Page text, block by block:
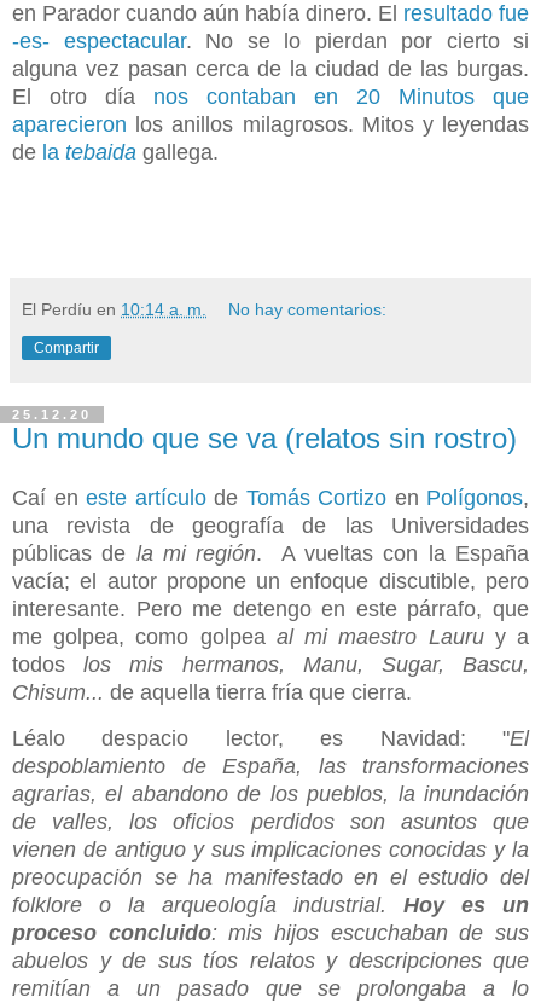
en Parador cuando aún había dinero. El resultado fue
-es- espectacular. No se lo pierdan por cierto si
alguna vez pasan cerca de la ciudad de las burgas.
El otro día nos contaban en 20 Minutos que
aparecieron los anillos milagrosos. Mitos y leyendas
de la tebaida gallega.
El Perdíu en 10:14 a. m. No hay comentarios:
Compartir
25.12.20
Un mundo que se va (relatos sin rostro)
Caí en este artículode Tomás Cortizo en Polígonos,
una revista de geografía de las Universidades
públicas de la mi región. A vueltas con la España
vacía; el autor propone un enfoque discutible, pero
interesante. Pero me detengo en este párrafo, que
me golpea, como golpea al mi maestro Lauruy a
todoslos mis hermanos, Manu, Sugar, Bascu,
Chisum... de aquella tierra fría que cierra.
Léalo despacio lector, es Navidad: "El
despoblamiento de España, las transformaciones
agrarias, el abandono de los pueblos, la inundación
de valles, los oficios perdidos son asuntos que
vienen de antiguo y sus implicaciones conocidas y la
preocupación se ha manifestado en el estudio del
folklore o la arqueología industrial. Hoy es un
proceso concluido: mis hijos escuchaban de sus
abuelos y de sus tíos relatos y descripciones que
remitían a un pasado que se prolongaba a lo